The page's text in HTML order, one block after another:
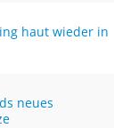
haut wieder in
neues